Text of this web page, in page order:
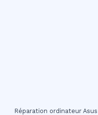
Réparation ordinateur